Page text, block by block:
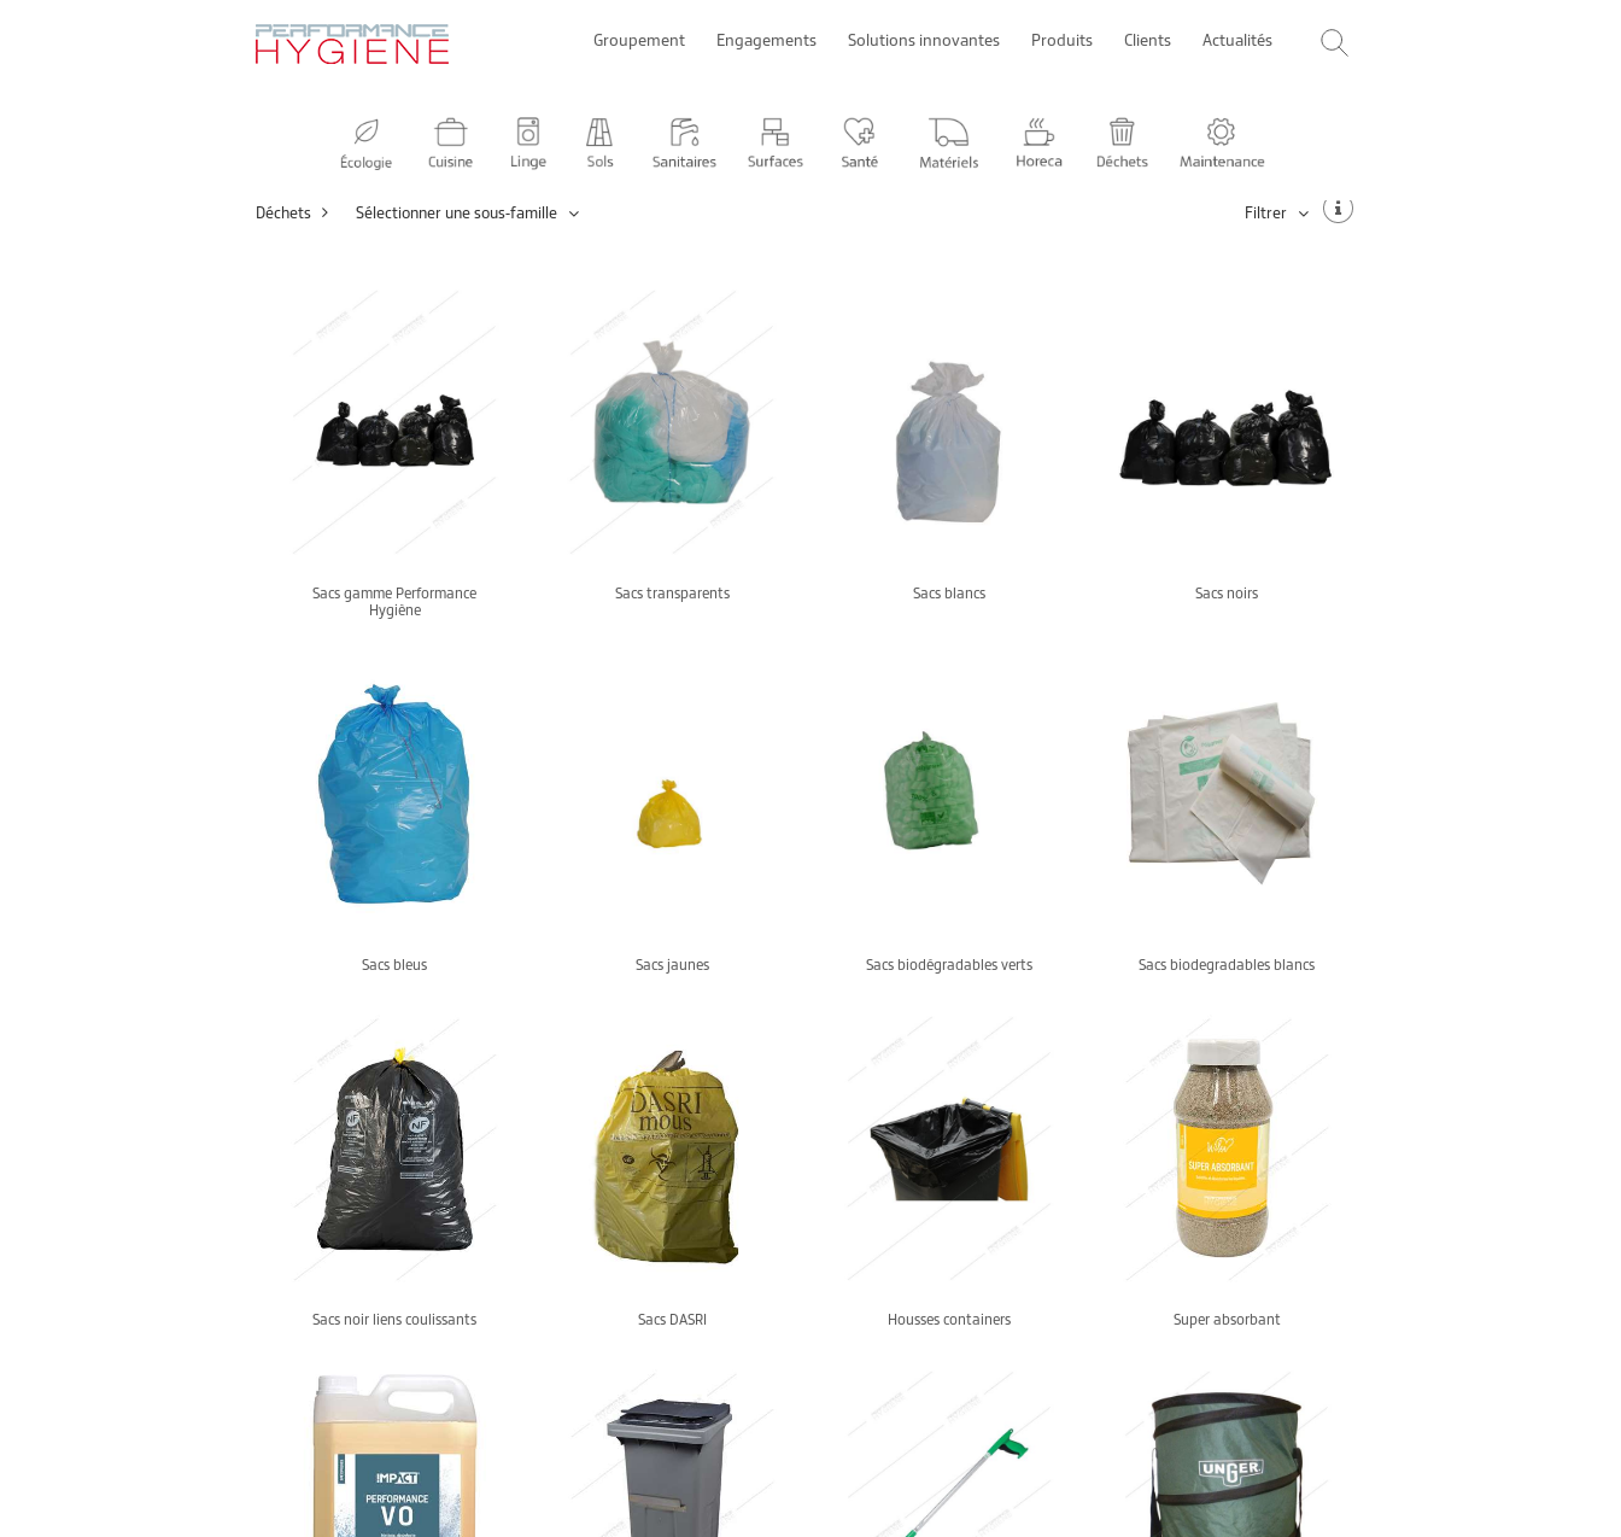
Groupement Engagements Solutions innovantes Produits Clients Actualités
Déchets Sélectionner une sous-famille Filtrer
Sacs gamme Performance
Hygiène
Sacs transparents Sacs blancs Sacs noirs
Sacs bleus Sacs jaunes Sacs biodégradables verts Sacs biodegradables blancs
Sacs noir liens coulissants Sacs DASRI Housses containers Super absorbant